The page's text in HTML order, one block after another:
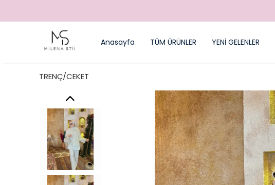
Anasayfa TÜM ÜRÜNLER YENİ GELENLER
TRENÇ/CEKET